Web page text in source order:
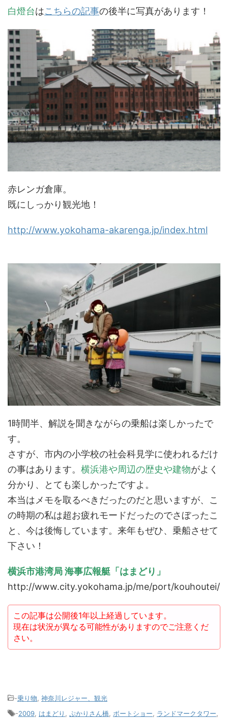
白燈台はこちらの記事の後半に写真があります！
赤レンガ倉庫。
既にしっかり観光地！
http://www.yokohama-akarenga.jp/index.html
1時間半、解説を聞きながらの乗船は楽しかったで
す。
さすが、市内の小学校の社会科見学に使われるだけ
の事はあります。 横浜港や周辺の歴史や建物がよく
分かり、とても楽しかったですよ。
本当はメモを取るべきだったのだと思いますが、こ
の時期の私は超お疲れモードだったのでさぼったこ
と、今は後悔しています。来年もぜひ、乗船させて
下さい！
横浜市港湾局 海事広報艇「はまどり」
http://www.city.yokohama.jp/me/port/kouhoutei/
この記事は公開後1年以上経過しています。
現在は状況が異なる可能性がありますのでご注意くだ
さい。
-乗り物, 神奈川レジャー、観光
-2009, はまどり , ぷかりさん橋, ボートショー, ランドマークタワー,